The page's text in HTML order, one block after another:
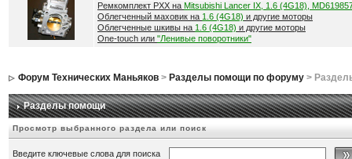
Ремкомплект РХХ на Mitsubishi Lancer IX, 1.6 (4G18),
Облегченный маховик на 1.6 (4G18) и другие моторы
Облегченные шкивы на 1.6 (4G18) и другие моторы
One-touch или "Ленивые поворотники"
Форум Технических Маньяков> Разделы помощи по форуму>
Разделы помощи
Просмотр выбранного раздела или поиск
Введите ключевые слова для поиска